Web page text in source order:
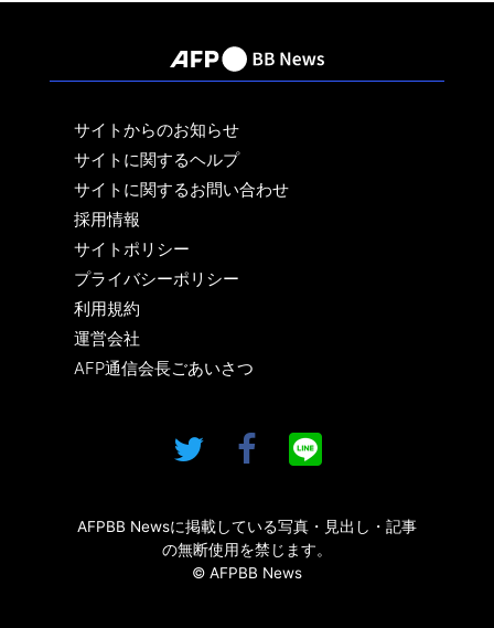
サイトからのお知らせ
サイトに関するヘルプ
サイトに関するお問い合わせ
採用情報
サイトポリシー
プライバシーポリシー
利用規約
運営会社
AFP通信会長ごあいさつ
AFPBB Newsに掲載している写真・見出し・記事
の無断使用を禁じます。
© AFPBB News